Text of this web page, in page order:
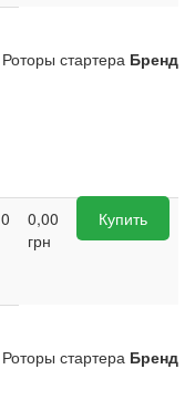
Роторы стартера Бренд
0
0,00
грн
Купить
Роторы стартера Бренд